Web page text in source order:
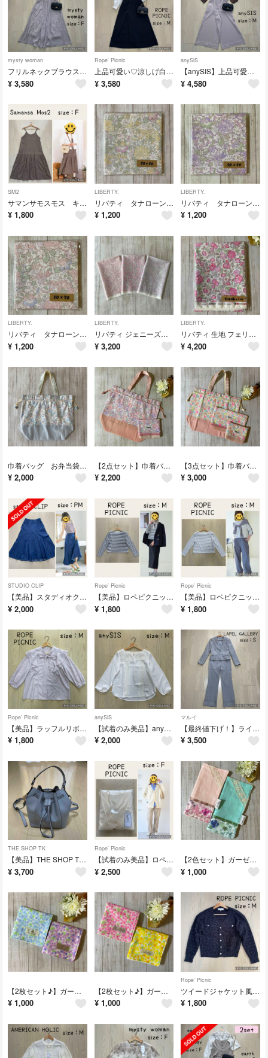
mysty woman
フリルネックブラウス×ロングスカートのフェミニンコーデ ミスティウーマン
¥ 3,580
Rope' Picnic
上品可愛い♡涼しげ白ブラウス×サロペスカートのコーデ コーデ売り ロペピクニック
¥ 3,580
anySiS
【anySIS】上品可愛い♡大人のサロペコーデ サロペットコーデ売り
¥ 4,580
SM2
サマンサモスモス キャミソールワンピース ドット柄 Samansa Mos2
¥ 1,800
LIBERTY.
リバティ タナローン生地 ポウィス シャンパンイエロー
¥ 1,200
LIBERTY.
リバティ タナローン生地 ポウィス ムースラベンダー 50×50cm
¥ 1,200
LIBERTY.
リバティ タナローン生地 ポウィス シフォンピンク 50×50cm
¥ 1,200
LIBERTY.
リバティ ジェニーズリボンズ サンドウオリジナル 3種 50×50 希少カラー
¥ 3,200
LIBERTY.
リバティ 生地 フェリシテ ドラジェ 1m 希少カラー カーサノンナ
¥ 4,200
巾着バッグ お弁当袋 リバティ生地使用 ハンドメイド ベッツィ ネプチューン
¥ 2,000
【2点セット】巾着バッグ・ミニポーチ リバティ生地使用 ベッツィ ユニコーン
¥ 2,200
【3点セット】巾着バッグ・ポーチ リバティ生地使用 ベッツィ ビンバンブーン
¥ 3,000
STUDIO CLIP
【美品】スタディオクリップ ロングデニムスカート
¥ 2,000
Rope' Picnic
【美品】ロペピクニック ボーダートップス オフホワイト×ブラック
¥ 1,800
Rope' Picnic
【美品】ロペピクニック ボーダートップス ライトグレー
¥ 1,800
Rope' Picnic
【美品】ラッフルリボンデザインシャツ ロペピクニック ROPE PICNIC
¥ 1,800
anySiS
【試着のみ美品】anySIS スキッパーブラウス
¥ 2,000
マルイ
【最終値下げ！】ライトグレー スーツ S 春夏 ビジネス・オフィス用 美品 マルイ購入品
¥ 3,500
THE SHOP TK
【美品】THE SHOP TK 巾着ショルダーバッグ サックスブルー
¥ 3,700
Rope' Picnic
【試着のみ美品】ロペピクニック Vネックフォルムカーディガン
¥ 2,500
【2色セット】ガーゼハンカチ リバティ生地使用 イルマ ハンドメイド
¥ 1,000
【2枚セット♪】ガーゼハンカチ ハンドメイド ミモザ ブルー・パープル
¥ 1,000
【2枚セット♪】ガーゼハンカチ ハンドメイド ミモザ ピンク・イエロー
¥ 1,000
Rope' Picnic
ツイードジャケット風ニットカーディガン ロペピクニック
¥ 1,800